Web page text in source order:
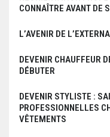
CONNAÎTRE AVANT DE
L’AVENIR DE
DEVENIR CHAUFFEUR
DÉBUTER
DEVENIR STYLISTE :
PROFESSIONNELLES
VÊTEMENTS